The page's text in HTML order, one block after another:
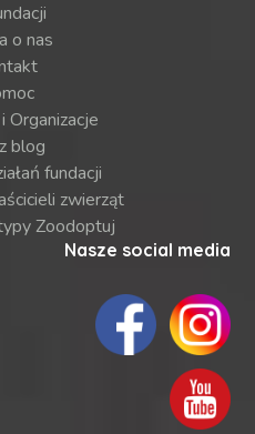
o nas
Organizacje
blog
fundacji
zwierząt
Zoodoptuj
Nasze social media